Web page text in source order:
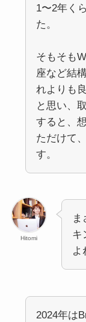
1〜2年く
た。
そもそも
座など結
れよりも
と思い、
すると、
ただけて
す。
Hitomi
ま
キ
よ
2024年は